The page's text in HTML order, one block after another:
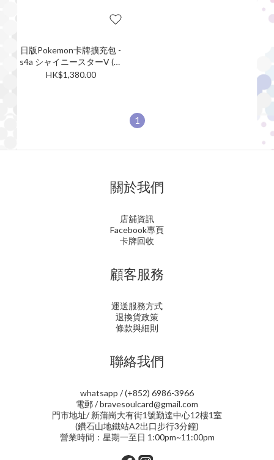
日版Pokemon卡牌擴充包 -
s4a シャイニースターV (原
盒)
HK$1,380.00
1
關於我們
店舖資訊
Facebook專頁
卡牌回收
顧客服務
運送服務方式
退換貨政策
條款與細則
聯絡我們
whatsapp / (+852) 6986-3966
電郵 / bravesoulcard@gmail.com
門市地址/ 新蒲崗大有街1號勤達中心12樓1室
(鑽石山地鐵站A2出口步行3分鐘)
營業時間：星期一至日 1:00pm~11:00pm